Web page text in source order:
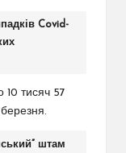
Covid-
тисяч 57
штам